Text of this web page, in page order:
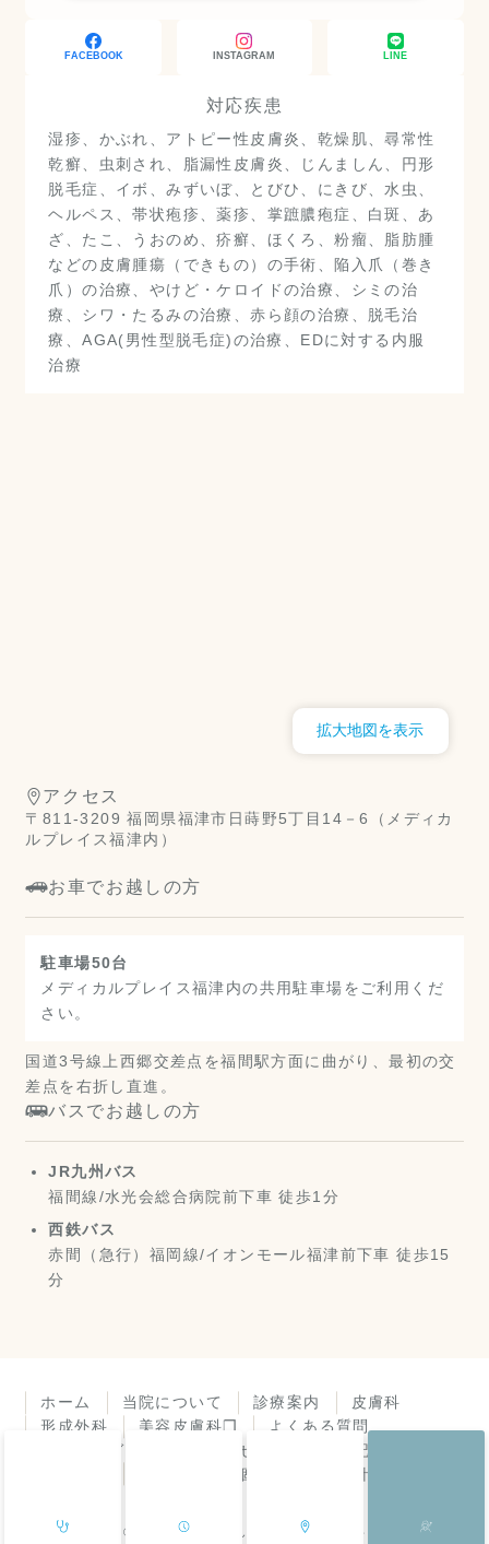
FACEBOOK INSTAGRAM LINE
対応疾患
湿疹、かぶれ、アトピー性皮膚炎、乾燥肌、尋常性
乾癬、虫刺され、脂漏性皮膚炎、じんましん、円形
脱毛症、イボ、みずいぼ、とびひ、にきび、水虫、
ヘルペス、帯状疱疹、薬疹、掌蹠膿疱症、白斑、あ
ざ、たこ、うおのめ、疥癬、ほくろ、粉瘤、脂肪腫
などの皮膚腫瘍（できもの）の手術、陥入爪（巻き
爪）の治療、やけど・ケロイドの治療、シミの治
療、シワ・たるみの治療、赤ら顔の治療、脱毛治
療、AGA(男性型脱毛症)の治療、EDに対する内服
治療
拡大地図を表示
アクセス
〒811-3209 福岡県福津市日蒔野5丁目14－6（メディカ
ルプレイス福津内）
お車でお越しの方
駐車場50台
メディカルプレイス福津内の共用駐車場をご利用くだ
さい。
国道3号線上西郷交差点を福間駅方面に曲がり、最初の交
差点を右折し直進。
バスでお越しの方
JR九州バス
福間線/水光会総合病院前下車 徒歩1分
西鉄バス
赤間（急行）福岡線/イオンモール福津前下車 徒歩15
分
ホーム 当院について 診療案内
皮膚科
形成外科
美容皮膚科❐
よくある質問
アクセスガイド
お知らせ
診療所日記
個人情報保護方針
© 福岡県福津市 よしき皮膚科・形成外科